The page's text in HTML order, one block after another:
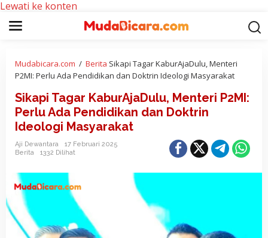
Lewati ke konten
Mudabicara.com / Berita Sikapi Tagar KaburAjaDulu, Menteri
P2MI: Perlu Ada Pendidikan dan Doktrin Ideologi Masyarakat
Sikapi Tagar KaburAjaDulu, Menteri P2MI:
Perlu Ada Pendidikan dan Doktrin
Ideologi Masyarakat
Aji Dewantara
17 Februari 2025
Berita
1332 Dilihat